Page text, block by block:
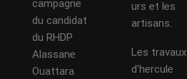
campagne
du candidat
du RHDP
Alassane
Ouattara
urs et les
artisans.
Les travaux
d’hercule